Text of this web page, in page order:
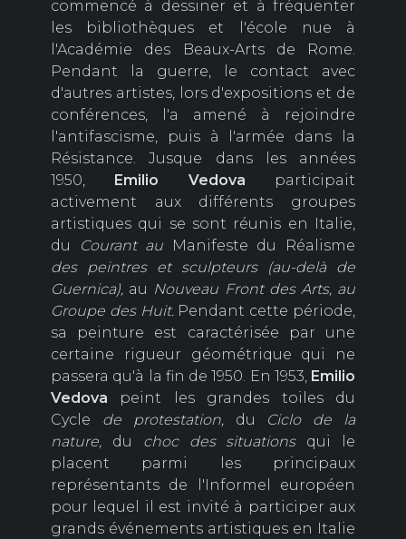
commencé à dessiner et à fréquenter
les bibliothèques et l'école nue à
l'Académie des Beaux-Arts de Rome.
Pendant la guerre, le contact avec
d'autres artistes, lors d'expositions et de
conférences, l'a amené à rejoindre
l'antifascisme, puis à l'armée dans la
Résistance. Jusque dans les années
1950,
Emilio Vedova participait
activement aux différents groupes
artistiques qui se sont réunis en Italie,
du
Courant au Manifeste du Réalisme
des peintres et sculpteurs (au-delà de
Guernica), au Nouveau Front des Arts, au
Groupe des Huit.Pendant cette période,
sa peinture est caractérisée par une
certaine rigueur géométrique qui ne
passera qu'à la fin de 1950. En 1953, Emilio
Vedova peint les grandes toiles du
Cycle de protestation, du Ciclo de la
nature, du choc des situationsqui le
placent parmi les principaux
représentants de l'Informel européen
pour lequel il est invité à participer aux
grands événements artistiques en Italie